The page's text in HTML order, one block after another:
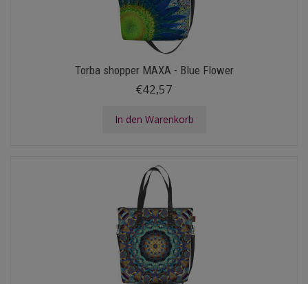
Torba shopper MAXA - Blue Flower
€42,57
In den Warenkorb